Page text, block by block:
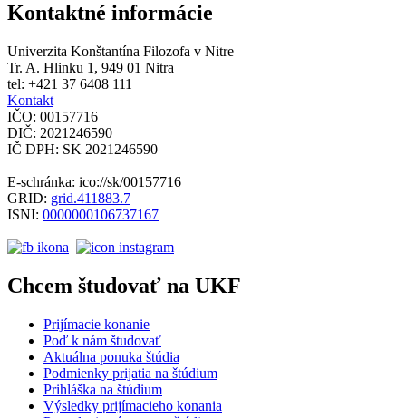
Kontaktné informácie
Univerzita Konštantína Filozofa v Nitre
Tr. A. Hlinku 1, 949 01 Nitra
tel: +421 37 6408 111
Kontakt
IČO: 00157716
DIČ: 2021246590
IČ DPH: SK 2021246590
E-schránka: ico://sk/00157716
GRID: grid.411883.7
ISNI: 0000000106737167
Chcem študovať na UKF
Prijímacie konanie
Poď k nám študovať
Aktuálna ponuka štúdia
Podmienky prijatia na štúdium
Prihláška na štúdium
Výsledky prijímacieho konania